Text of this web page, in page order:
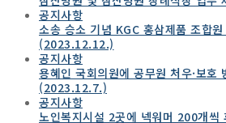
공지사항
소송 승소 기념 KGC 홍삼제품 조합
(2023.12.12.)
공지사항
용혜인 국회의원에 공무원 처우·보호
(2023.12.7.)
공지사항
노인복지시설 2곳에 넥워머 200개